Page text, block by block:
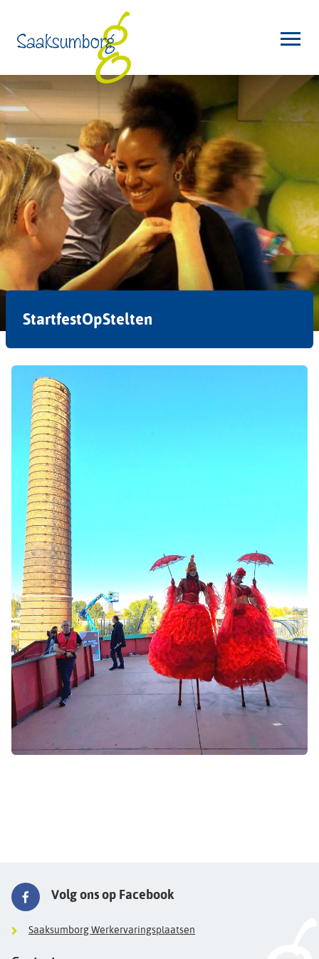
StartfestOpStelten
Volg ons op Facebook
Saaksumborg Werkervaringsplaatsen